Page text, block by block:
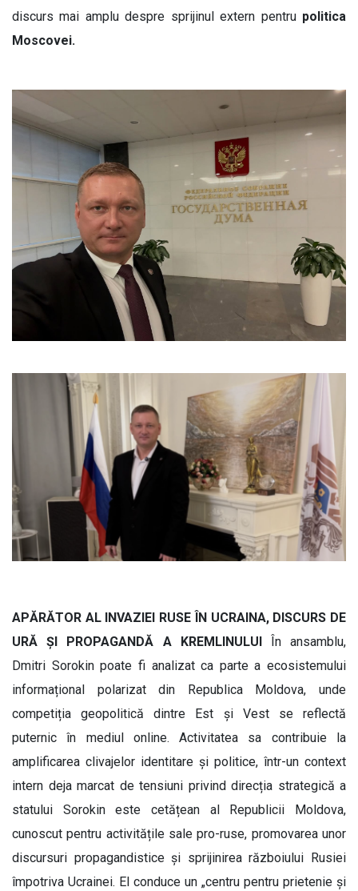
discurs mai amplu despre sprijinul extern pentru politica
Moscovei.
APĂRĂTOR AL INVAZIEI RUSE ÎN UCRAINA, DISCURS DE
URĂ ȘI PROPAGANDĂ A KREMLINULUI
În ansamblu,
Dmitri Sorokin poate fi analizat ca parte a ecosistemului
informațional polarizat din Republica Moldova, unde
competiția geopolitică dintre Est și Vest se reflectă
puternic în mediul online. Activitatea sa contribuie la
amplificarea clivajelor identitare și politice, într-un context
intern deja marcat de tensiuni privind direcția strategică a
statului Sorokin este cetățean al Republicii Moldova,
cunoscut pentru activitățile sale pro-ruse, promovarea unor
discursuri propagandistice și sprijinirea războiului Rusiei
împotriva Ucrainei. El conduce un „centru pentru prietenie și